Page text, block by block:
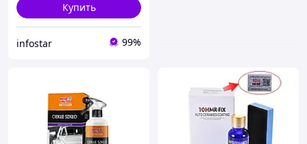
Купить
infostar 99%